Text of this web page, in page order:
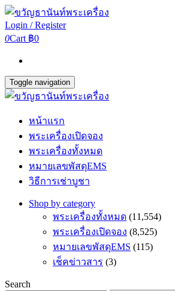
Login / Register
0Cart ฿0
Toggle navigation
หน้าแรก
พระเครื่องเปิดจอง
พระเครื่องทั้งหมด
หมายเลขพัสดุEMS
วิธีการเช่าบูชา
Shop by category
พระเครื่องทั้งหมด (11,554)
พระเครื่องเปิดจอง (8,525)
หมายเลขพัสดุEMS (115)
เช็คข่าวสาร (3)
Search